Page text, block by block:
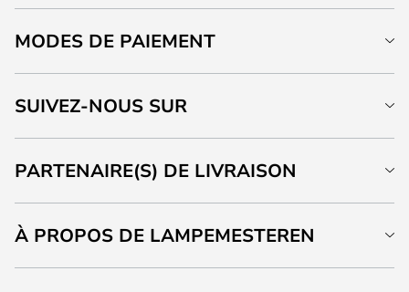
MODES DE PAIEMENT
SUIVEZ-NOUS SUR
PARTENAIRE(S) DE LIVRAISON
À PROPOS DE LAMPEMESTEREN